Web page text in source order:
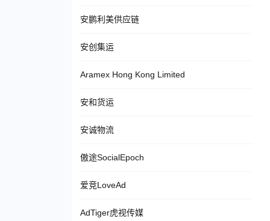
安鹏利美供应链
安创集运
Aramex Hong Kong Limited
安和货运
安诚物流
傲途SocialEpoch
爱竞LoveAd
AdTiger虎视传媒